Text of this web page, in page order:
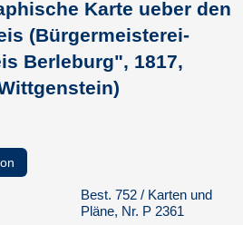
Gren...
(P 2349) Kreiskarte, Stadt und
Landkreis Siegen, Nr. 92/93,
Regierungsbezirk Arnsberg
(P 2024)
Betzdorf-Dillenburg
(P 1692) Kreis Siegen-
Wittgenstein, Regierungsbezirk
Karte ueber den
(Bürgermeisterei-
Berleburg", 1817,
Best. 752 / Karten und
Pläne, Nr. P 2361